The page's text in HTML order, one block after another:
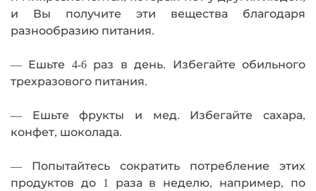
и Вы получите эти вещества благодаря
разнообразию питания.
— Ешьте 4-6 раз в день. Избегайте обильного
трехразового питания.
— Ешьте фрукты и мед. Избегайте сахара,
конфет, шоколада.
— Попытайтесь сократить потребление этих
продуктов до 1 раза в неделю, например, по